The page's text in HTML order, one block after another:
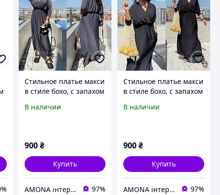
Стильное платье макси
в стиле бохо, с запахом
батал большие
В наличии
900 ₴
Купить
AMONA інтернет-магазин модного одягу 97%
Стильное платье макси
в стиле бохо, с запахом
батал большие
В наличии
900₴
Купить
AMONA інтернет-магазин модного одягу 97%